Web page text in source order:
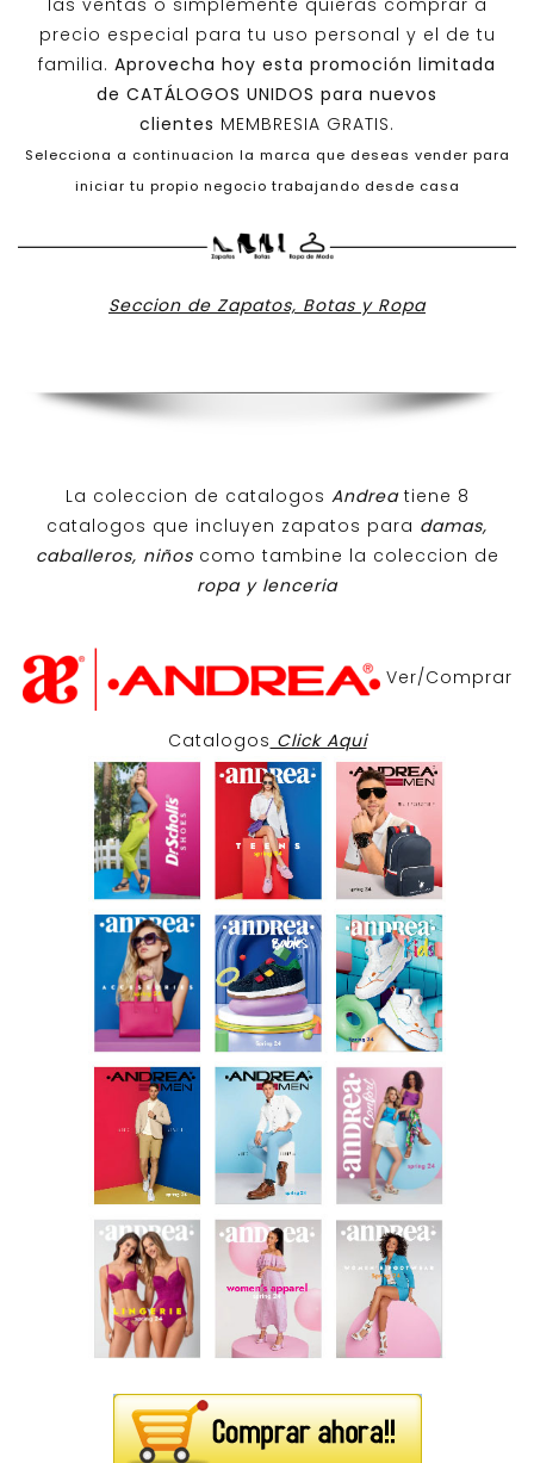
precio especial para tu uso personal y el de tu
familia. Aprovecha hoy esta promoción limitada
de CATÁLOGOS UNIDOS para nuevos
clientes MEMBRESIA GRATIS.
Selecciona a continuacion la marca que deseas vender para
iniciar tu propio negocio trabajando desde casa
Seccion de Zapatos, Botas y Ropa
La coleccion de catalogos Andreatiene 8
catalogos que incluyen zapatos para damas,
caballeros, niños como tambine la coleccion de
ropa y lenceria
Ver/Comprar
Catalogos Click Aqui